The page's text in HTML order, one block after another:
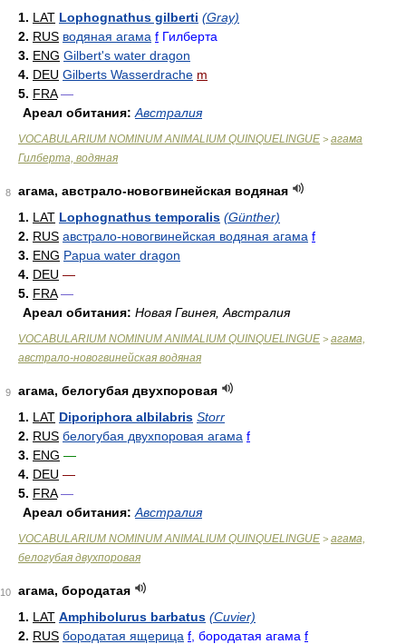
1. LAT Lophognathus gilberti (Gray)
2. RUS водяная агама f Гилберта
3. ENG Gilbert's water dragon
4. DEU Gilberts Wasserdrache m
5. FRA —
Ареал обитания: Австралия
VOCABULARIUM NOMINUM ANIMALIUM QUINQUELINGUE > агама
Гилберта, водяная
8
агама, австрало-новогвинейская водяная
1. LAT Lophognathus temporalis (Günther)
2. RUS австрало-новогвинейская водяная агама f
3. ENG Papua water dragon
4. DEU —
5. FRA —
Ареал обитания: Новая Гвинея, Австралия
VOCABULARIUM NOMINUM ANIMALIUM QUINQUELINGUE > агама,
австрало-новогвинейская водяная
9
агама, белогубая двухпоровая
1. LAT Diporiphora albilabris Storr
2. RUS белогубая двухпоровая агама f
3. ENG —
4. DEU —
5. FRA —
Ареал обитания: Австралия
VOCABULARIUM NOMINUM ANIMALIUM QUINQUELINGUE > агама,
белогубая двухпоровая
10
агама, бородатая
1. LAT Amphibolurus barbatus (Cuvier)
2. RUS бородатая ящерица f , бородатая агама f